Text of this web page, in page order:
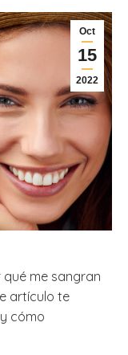
Oct
15
2022
qué me sangran
artículo te
cómo